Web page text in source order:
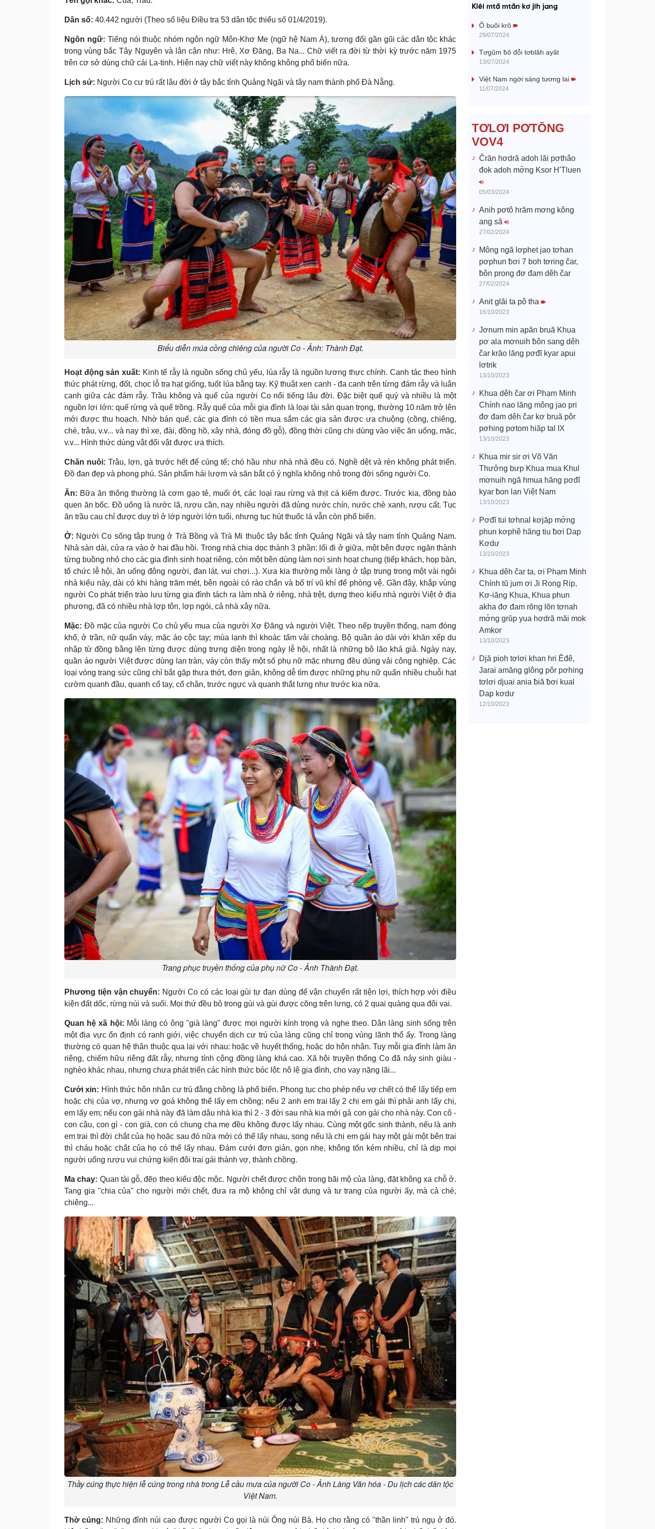
Dân số: 40.442 người (Theo số liệu Điều tra 53 dân tộc thiểu số 01/4/2019).
Ngôn ngữ: Tiếng nói thuộc nhóm ngôn ngữ Môn-Khơ Me (ngữ hệ Nam Á), tương đối gần gũi các dân tộc khác
trong vùng bắc Tây Nguyên và lân cận như: Hrê, Xơ Ðăng, Ba Na... Chữ viết ra đời từ thời kỳ trước năm 1975
trên cơ sở dùng chữ cái La-tinh. Hiện nay chữ viết này không không phổ biến nữa.
Lịch sử: Người Co cư trú rất lâu đời ở tây bắc tỉnh Quảng Ngãi và tây nam thành phố Đà Nẵng.
Biểu diễn múa cồng chiêng của người Co - Ảnh: Thành Đạt.
Hoạt động sản xuất: Kinh tế rẫy là nguồn sống chủ yếu, lúa rẫy là nguồn lương thực chính. Canh tác theo hình
thức phát rừng, đốt, chọc lỗ tra hạt giống, tuốt lúa bằng tay. Kỹ thuật xen canh - đa canh trên từng đám rẫy và luân
canh giữa các đám rẫy. Trầu không và quế của người Co nổi tiếng lâu đời. Ðặc biệt quế quý và nhiều là một
nguồn lợi lớn: quế rừng và quế trồng. Rẫy quế của mỗi gia đình là loại tài sản quan trọng, thường 10 năm trở lên
mới được thu hoạch. Nhờ bán quế, các gia đình có tiền mua sắm các gia sản được ưa chuộng (cồng, chiêng,
ché, trâu, v.v... và nay thì xe, đài, đồng hồ, xây nhà, đóng đồ gỗ), đồng thời cũng chi dùng vào việc ăn uống, mặc,
v.v... Hình thức dùng vật đổi vật được ưa thích.
Chăn nuôi:Trâu, lợn, gà trước hết để cúng tế; chó hầu như nhà nhà đều có. Nghề dệt và rèn không phát triển.
Ðồ đan đẹp và phong phú. Sản phẩm hái lượm và săn bắt có ý nghĩa không nhỏ trong đời sống người Co.
Ăn: Bữa ăn thông thường là cơm gạo tẻ, muối ớt, các loại rau rừng và thịt cá kiếm được. Trước kia, đồng bào
quen ăn bốc. Ðồ uống là nước lã, rượu cần, nay nhiều người đã dùng nước chín, nước chè xanh, rượu cất. Tục
ăn trầu cau chỉ được duy trì ở lớp người lớn tuổi, nhưng tục hút thuốc lá vẫn còn phổ biến.
Ở: Người Co sống tập trung ở Trà Bồng và Trà Mi thuộc tây bắc tỉnh Quảng Ngãi và tây nam tỉnh Quảng Nam.
Nhà sàn dài, cửa ra vào ở hai đầu hồi. Trong nhà chia dọc thành 3 phần: lối đi ở giữa, một bên được ngăn thành
từng buồng nhỏ cho các gia đình sinh hoạt riêng, còn một bên dùng làm nơi sinh hoạt chung (tiếp khách, họp bàn,
tổ chức lễ hội, ăn uống đông người, đan lát, vui chơi...). Xưa kia thường mỗi làng ở tập trung trong một vài ngôi
nhà kiểu này, dài có khi hàng trăm mét, bên ngoài có rào chắn và bố trí vũ khí để phòng vệ. Gần đây, khắp vùng
người Co phát triển trào lưu từng gia đình tách ra làm nhà ở riêng, nhà trệt, dựng theo kiểu nhà người Việt ở địa
phương, đã có nhiều nhà lợp tôn, lợp ngói, cả nhà xây nữa.
Mặc: Ðồ mặc của người Co chủ yếu mua của người Xơ Ðăng và người Việt. Theo nếp truyền thống, nam đóng
khố, ở trần, nữ quấn váy, mặc áo cộc tay; mùa lạnh thì khoác tấm vải choàng. Bộ quần áo dài với khăn xếp du
nhập từ đồng bằng lên từng được dùng trưng diện trong ngày lễ hội, nhất là những bô lão khá giả. Ngày nay,
quần áo người Việt được dùng lan tràn, váy còn thấy một số phụ nữ mặc nhưng đều dùng vải công nghiệp. Các
loại vòng trang sức cũng chỉ bắt gặp thưa thớt, đơn giản, không dễ tìm được những phụ nữ quấn nhiều chuỗi hạt
cườm quanh đầu, quanh cổ tay, cổ chân, trước ngực và quanh thắt lưng như trước kia nữa.
Trang phục truyền thống của phụ nữ Co - Ảnh Thành Đạt.
Phương tiện vận chuyển: Người Co có các loại gùi tự đan dùng để vận chuyển rất tiện lợi, thích hợp với điều
kiện đất dốc, rừng núi và suối. Mọi thứ đều bỏ trong gùi và gùi được cõng trên lưng, có 2 quai quàng qua đôi vai.
Quan hệ xã hội: Mỗi làng có ông "già làng" được mọi người kính trọng và nghe theo. Dân làng sinh sống trên
một địa vực ổn định có ranh giới, việc chuyển dịch cư trú của làng cũng chỉ trong vùng lãnh thổ ấy. Trong làng
thường có quan hệ thân thuộc qua lại với nhau: hoặc về huyết thống, hoặc do hôn nhân. Tuy mỗi gia đình làm ăn
riêng, chiếm hữu riêng đất rẫy, nhưng tính cộng đồng làng khá cao. Xã hội truyền thống Co đã nảy sinh giàu -
nghèo khác nhau, nhưng chưa phát triển các hình thức bóc lột: nô lệ gia đình, cho vay nặng lãi...
Cưới xin: Hình thức hôn nhân cư trú đằng chồng là phổ biến. Phong tục cho phép nếu vợ chết có thể lấy tiếp em
hoặc chị của vợ, nhưng vợ goá không thể lấy em chồng; nếu 2 anh em trai lấy 2 chị em gái thì phải anh lấy chị,
em lấy em; nếu con gái nhà này đã làm dâu nhà kia thì 2 - 3 đời sau nhà kia mới gả con gái cho nhà này. Con cô -
con cậu, con gì - con già, con có chung cha mẹ đều không được lấy nhau. Cùng một gốc sinh thành, nếu là anh
em trai thì đời chắt của họ hoặc sau đó nữa mới có thể lấy nhau, song nếu là chị em gái hay một gái một bên trai
thì cháu hoặc chắt của họ có thể lấy nhau. Ðám cưới đơn giản, gọn nhẹ, không tốn kém nhiều, chỉ là dịp mọi
người uống rượu vui chứng kiến đôi trai gái thành vợ, thành chồng.
Ma chay: Quan tài gỗ, đẽo theo kiểu độc mộc. Người chết được chôn trong bãi mộ của làng, đặt không xa chỗ ở.
Tang gia "chia của" cho người mới chết, đưa ra mộ không chỉ vật dụng và tư trang của người ấy, mà cả ché,
chiêng...
Thầy cúng thực hiện lễ cúng trong nhà trong Lễ cầu mưa của người Co - Ảnh Làng Văn hóa - Du lịch các dân tộc
Việt Nam.
Thờ cúng: Những đỉnh núi cao được người Co gọi là núi Ông núi Bà. Họ cho rằng có "thần linh" trú ngụ ở đó.
a
V
o
Klêi mtă mtăn kơ jih jang
Ŏ buôi krô
29/07/2024
Tơgŭm ƀô đô̆i tơblăh ayăt
13/07/2024
Việt Nam ngời sáng tương lai
11/07/2024
TƠLƠI PƠTŎNG
VOV4
Črăn hơdră adoh lăi pơthâo
đok adoh mơ̆ng Ksor H'Tluen
05/03/2024
Anih pơtô hrăm mơng kông
ang să
27/02/2024
Mông ngă lơphet jao tơhan
pơphun ƀơi 7 boh tơring čar,
ƀôn prong đơ đam dêh čar
27/02/2024
Anit glăi ta pô tha
16/10/2023
Jơnum min apăn bruă Khua
pơ ala mơnuih ƀôn sang dêh
čar krăo lăng pơđĭ kyar apui
lơtrik
13/10/2023
Khua dêh čar ơi Phạm Minh
Chính nao lăng mông jao pri
đơ đam dêh čar kơ bruă pôr
pơhing pơtom hiăp tal IX
13/10/2023
Khua mir sir ơi Võ Văn
Thưởng bưp Khua mua Khul
mơnuih ngă hmua hăng pơđĭ
kyar ƀon lan Việt Nam
13/10/2023
Pơđĭ tui tơhnal kơjăp mơ̆ng
phun kơphê hăng tiu ƀơi Dap
Kơdư
13/10/2023
Khua dêh čar ta, ơi Phạm Minh
Chính tŭ jum ơi Ji Rong Rip,
Kơ-iăng Khua, Khua phun
akha đơ đam rŏng lŏn tơnah
mơ̆ng grŭp yua hơdră măi mok
Amkor
13/10/2023
Djă pioh tơlơi khan hri Êđê,
Jarai amăng glông pôr pơhing
tơlơi djuai ania ƀiă ƀơi kual
Dap kơdư
12/10/2023